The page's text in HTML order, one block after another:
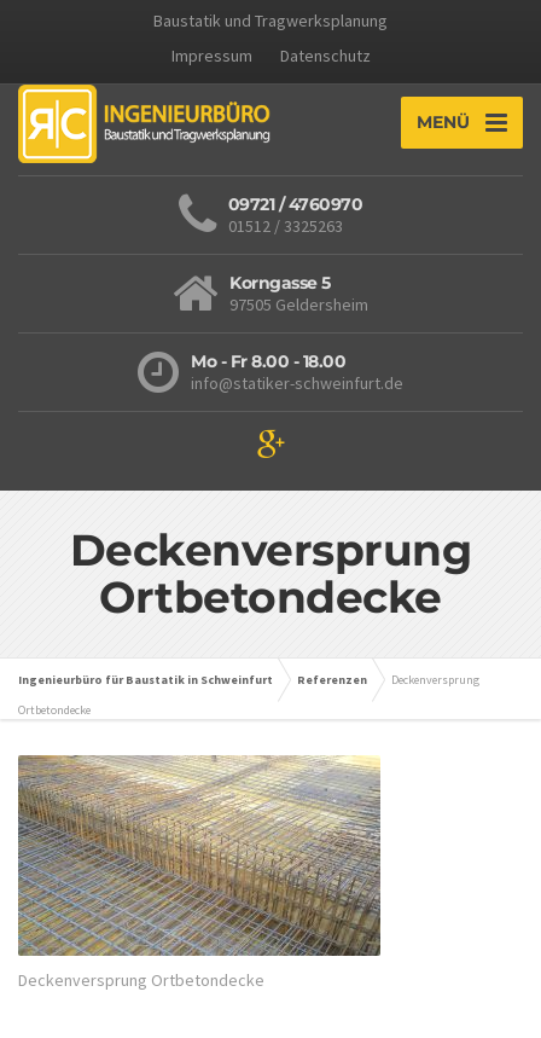
Baustatik und Tragwerksplanung
Impressum
Datenschutz
MENÜ
09721 / 4760970
01512 / 3325263
Korngasse 5
97505 Geldersheim
Mo - Fr 8.00 - 18.00
info@statiker-schweinfurt.de
Deckenversprung
Ortbetondecke
Ingenieurbüro für Baustatik in Schweinfurt Referenzen
Deckenversprung
Ortbetondecke
Deckenversprung Ortbetondecke